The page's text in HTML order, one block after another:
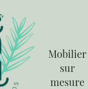
Mobilier
sur
mesure